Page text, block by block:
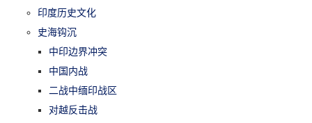
印度历史文化
史海钩沉
中印边界冲突
中国内战
二战中缅印战区
对越反击战